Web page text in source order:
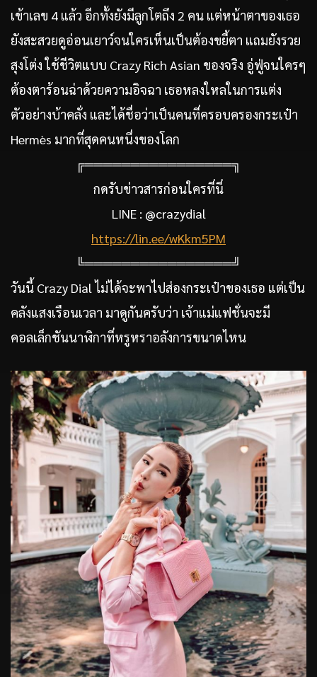
เข้าเลข 4 แล้ว อีกทั้งยังมีลูกโตถึง 2 คน แต่หน้าตาของเธอ
ยังสะสวยดูอ่อนเยาว์จนใครเห็นเป็นต้องขยี้ตา แถมยังรวย
สุงโต่ง ใช้ชีวิตแบบ Crazy Rich Asian ของจริง อู่ฟู่จนใครๆ
ต้องตาร้อนฉ่าด้วยความอิจฉา เธอหลงใหลในการแต่ง
ตัวอย่างบ้าคลั่ง และได้ชื่อว่าเป็นคนที่ครอบครองกระเป๋า
Hermès มากที่สุดคนหนึ่งของโลก
╔════════════════╗
กดรับข่าวสารก่อนใครที่นี่
LINE : @crazydial
https://lin.ee/wKkm5PM
╚════════════════╝
วันนี้ Crazy Dial ไม่ได้จะพาไปส่องกระเป๋าของเธอ แต่เป็น
คลังแสงเรือนเวลา มาดูกันครับว่า เจ้าแม่แฟชั่นจะมี
คอลเล็กชันนาฬิกาที่หรูหราอลังการขนาดไหน